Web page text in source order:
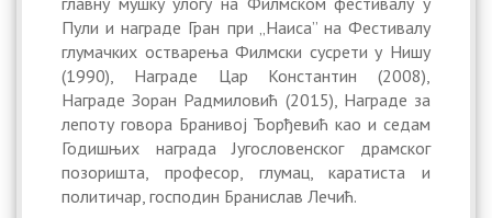
Пули и награде Гран при „Наиса” на Фестивалу
глумачких остварења Филмски сусрети у Нишу
(1990), Награде Цар Константин (2008),
Награде Зоран Радмиловић (2015), Награде за
лепоту говора Бранивој Ђорђевић као и седам
Годишњих награда Југословенског драмског
позоришта, професор, глумац, каратиста и
политичар, господин Бранислав Лечић.